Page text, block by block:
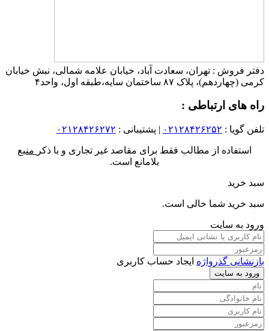
دفتر فروش : تهران، سعادت آباد، خیابان علامه شمالی، نبش خیابان
کرمی (چهاردهم)، پلاک ۸۷ ساختمان سایه،طبقه اول، واحد۴
راه های ارتباطی :
تلفن گویا : ۰۲۱۲۸۴۲۶۲۵۲ | پشتیبانی : ۰۲۱۲۸۴۲۶۲۷۲
استفاده از مطالب فقط برای مقاصد غیر تجاری و با ذکر منبع
بلامانع است.
سبد خرید
سبد خرید شما خالی است.
ورود به سایت
بازنشانی گذرواژه ایجاد حساب کاربری
ورود به سایت